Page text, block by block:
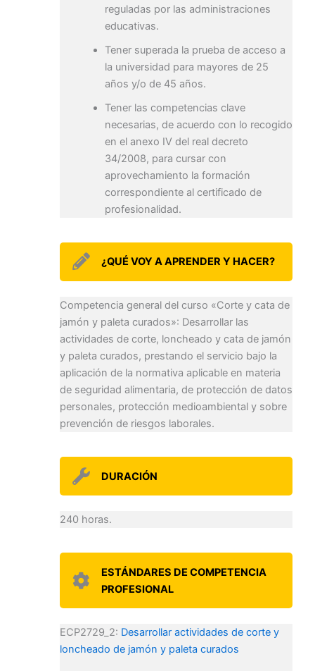
reguladas por las administraciones
educativas.
Tener superada la prueba de acceso a
la universidad para mayores de 25
años y/o de 45 años.
Tener las competencias clave
necesarias, de acuerdo con lo recogido
en el anexo IV del real decreto
34/2008, para cursar con
aprovechamiento la formación
correspondiente al certificado de
profesionalidad.
¿QUÉ VOY A APRENDER Y HACER?
Competencia general del curso «Corte y cata de
jamón y paleta curados»: Desarrollar las
actividades de corte, loncheado y cata de jamón
y paleta curados, prestando el servicio bajo la
aplicación de la normativa aplicable en materia
de seguridad alimentaria, de protección de datos
personales, protección medioambiental y sobre
prevención de riesgos laborales.
DURACIÓN
240 horas.
ESTÁNDARES DE COMPETENCIA
PROFESIONAL
ECP2729_2: Desarrollar actividades de corte y
loncheado de jamón y paleta curados